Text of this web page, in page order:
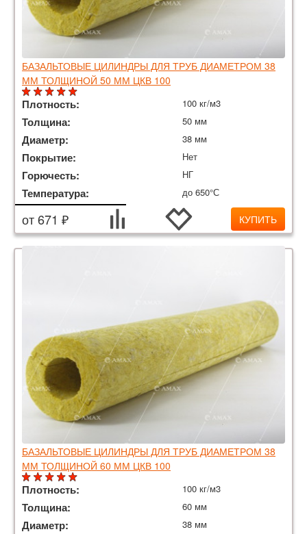
БАЗАЛЬТОВЫЕ ЦИЛИНДРЫ ДЛЯ ТРУБ ДИАМЕТРОМ 38
ММ ТОЛЩИНОЙ 50 ММ ЦКВ 100
Плотность: 100 кг/м3
Толщина: 50 мм
Диаметр: 38 мм
Покрытие: Нет
Горючесть: НГ
Температура: до 650°С
от 671 ₽ КУПИТЬ
БАЗАЛЬТОВЫЕ ЦИЛИНДРЫ ДЛЯ ТРУБ ДИАМЕТРОМ 38
ММ ТОЛЩИНОЙ 60 ММ ЦКВ 100
Плотность: 100 кг/м3
Толщина: 60 мм
Диаметр: 38 мм